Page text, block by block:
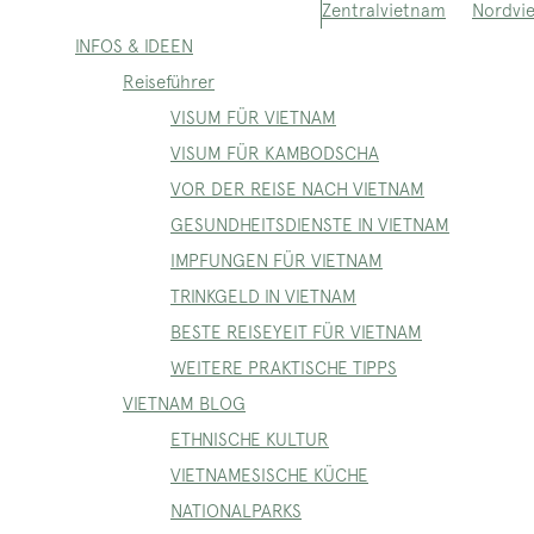
Zentralvietnam
INFOS & IDEEN
Reiseführer
VISUM FÜR VIETNAM
VISUM FÜR KAMBODSCHA
VOR DER REISE NACH VIETNAM
GESUNDHEITSDIENSTE IN VIETNAM
IMPFUNGEN FÜR VIETNAM
TRINKGELD IN VIETNAM
BESTE REISEYEIT FÜR VIETNAM
WEITERE PRAKTISCHE TIPPS
VIETNAM BLOG
ETHNISCHE KULTUR
VIETNAMESISCHE KÜCHE
NATIONALPARKS